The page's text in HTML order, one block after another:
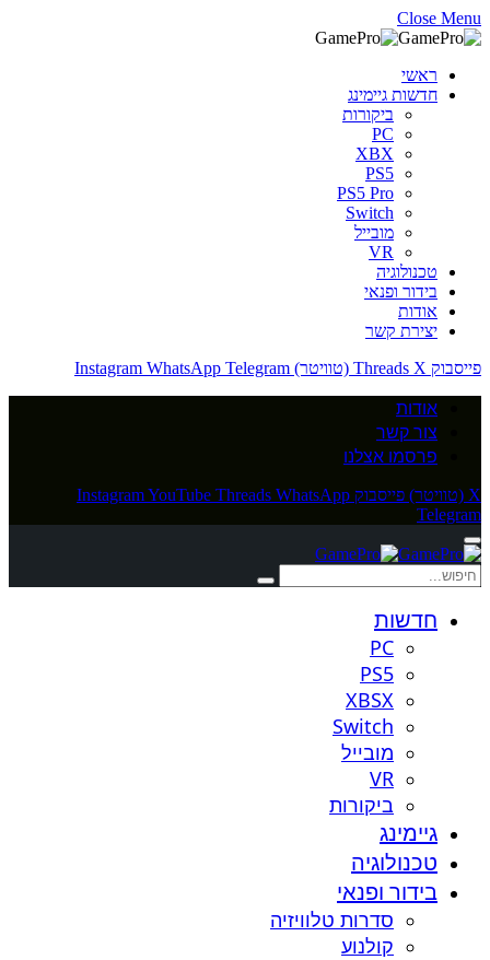
Close Menu
ראשי
חדשות גיימינג
ביקורות
PC
XBX
PS5
PS5 Pro
Switch
מובייל
VR
טכנולוגיה
בידור ופנאי
אודות
יצירת קשר
פייסבוק
Threads X (טוויטר) Instagram WhatsApp Telegram
אודות
צור קשר
פרסמו אצלנו
X (טוויטר) פייסבוק InstagramYouTube Threads WhatsApp
Telegram
חדשות
PC
PS5
XBSX
Switch
מובייל
VR
ביקורות
גיימינג
טכנולוגיה
בידור ופנאי
סדרות טלוויזיה
קולנוע